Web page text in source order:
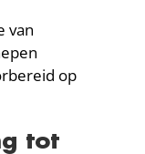
van
op
tot